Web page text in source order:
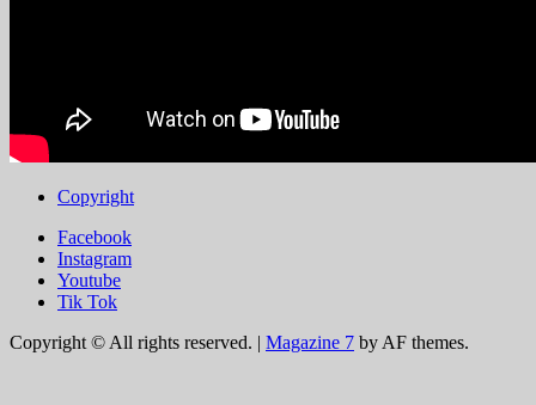
Copyright
Facebook
Instagram
Youtube
Tik Tok
Copyright © All rights reserved. | Magazine 7 by AF themes.